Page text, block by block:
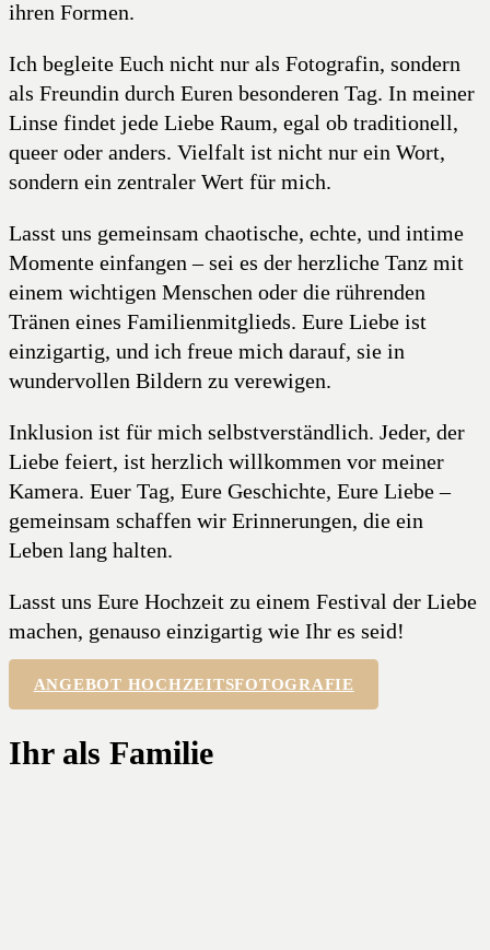
ihren Formen.
Ich begleite Euch nicht nur als Fotografin, sondern
als Freundin durch Euren besonderen Tag. In meiner
Linse findet jede Liebe Raum, egal ob traditionell,
queer oder anders. Vielfalt ist nicht nur ein Wort,
sondern ein zentraler Wert für mich.
Lasst uns gemeinsam chaotische, echte, und intime
Momente einfangen – sei es der herzliche Tanz mit
einem wichtigen Menschen oder die rührenden
Tränen eines Familienmitglieds. Eure Liebe ist
einzigartig, und ich freue mich darauf, sie in
wundervollen Bildern zu verewigen.
Inklusion ist für mich selbstverständlich. Jeder, der
Liebe feiert, ist herzlich willkommen vor meiner
Kamera. Euer Tag, Eure Geschichte, Eure Liebe –
gemeinsam schaffen wir Erinnerungen, die ein
Leben lang halten.
Lasst uns Eure Hochzeit zu einem Festival der Liebe
machen, genauso einzigartig wie Ihr es seid!
ANGEBOT HOCHZEITSFOTOGRAFIE
Ihr als Familie